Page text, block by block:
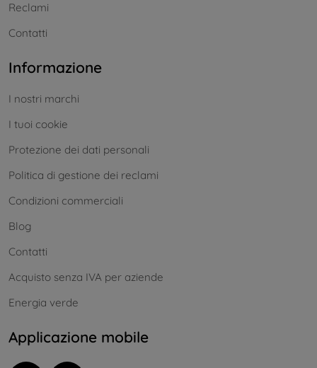
Reclami
Contatti
Informazione
I nostri marchi
I tuoi cookie
Protezione dei dati personali
Politica di gestione dei reclami
Condizioni commerciali
Blog
Contatti
Acquisto senza IVA per aziende
Energia verde
Applicazione mobile